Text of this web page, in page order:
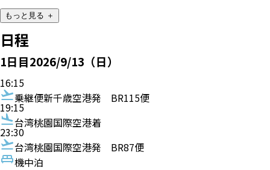
もっと見る ＋
日程
1日目2026/9/13（日）
16:15
乗継便新千歳空港発 BR115便
19:15
台湾桃園国際空港着
23:30
台湾桃園国際空港発
BR87便
機中泊